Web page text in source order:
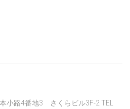
小路4番地3 さくらビル3F-2 TEL